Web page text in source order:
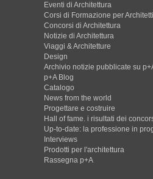
Eventi di Architettura
Corsi di Formazione per Architetti
Concorsi di Architettura
Notizie di Architettura
Viaggi & Architetture
Design
Archivio notizie pubblicate su
p+A Blog
Catalogo
News from the world
Progettare e costruire
Hall of fame. i risultati dei
Up-to-date: la professione in
Interviews
Prodotti per l'architettura
Rassegna p+A